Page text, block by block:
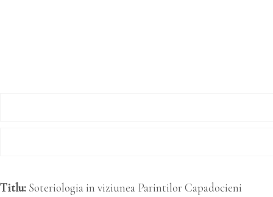
Titlu Soteriologia in viziunea Parintilor Capadocieni